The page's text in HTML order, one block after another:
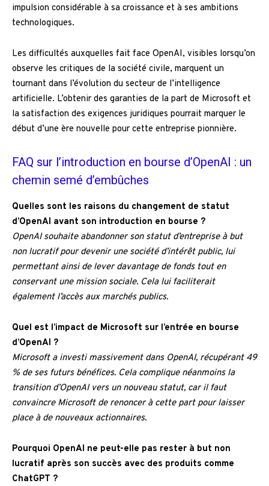
impulsion considérable à sa croissance et à ses ambitions
technologiques.
Les difficultés auxquelles fait face OpenAI, visibles lorsqu’on
observe les critiques de la société civile, marquent un
tournant dans l’évolution du secteur de l’intelligence
artificielle. L’obtenir des garanties de la part de Microsoft et
la satisfaction des exigences juridiques pourrait marquer le
début d’une ère nouvelle pour cette entreprise pionnière.
FAQ sur l’introduction en bourse d’OpenAI : un
chemin semé d’embûches
Quelles sont les raisons du changement de statut
d’OpenAI avant son introduction en bourse ?
OpenAI souhaite abandonner son statut d’entreprise à but
non lucratif pour devenir une société d’intérêt public, lui
permettant ainsi de lever davantage de fonds tout en
conservant une mission sociale. Cela lui faciliterait
également l’accès aux marchés publics.
Quel est l’impact de Microsoft sur l’entrée en bourse
d’OpenAI ?
Microsoft a investi massivement dans OpenAI, récupérant 49
% de ses futurs bénéfices. Cela complique néanmoins la
transition d’OpenAI vers un nouveau statut, car il faut
convaincre Microsoft de renoncer à cette part pour laisser
place à de nouveaux actionnaires.
Pourquoi OpenAI ne peut-elle pas rester à but non
lucratif après son succès avec des produits comme
ChatGPT ?